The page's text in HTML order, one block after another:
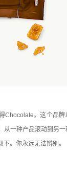
。这个品牌
一种产品滚动到另
。你永远无法辨别。